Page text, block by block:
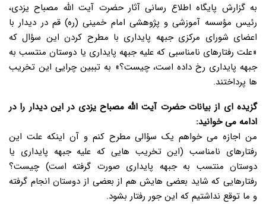
به گزارش پایگاه اطلاع رسانی آثار حضرت آیت الله مصباح یزدی،
رئیس مؤسسه آموزشی و پژوهشی امام خمینی (ره) قم در دیدار با
اعضای شورای مرکزی جبهه پایداری با مطرح کردن این سؤال که
«علت رفتارهای نامناسبی که علیه جبهه پایداری یا دوستان منتسب به
جبهه پایداری رخ داده است، چیست؟» به تببین چرایی این تخریب
ها پرداختند.
گزیده ای از بیانات حضرت آیت الله مصباح یزدی در این دیدار را در
ادامه می خوانید:
من اجازه می خواهم یک سؤالی مطرح کنم و آن اینکه علت این
رفتارهای نامناسب (این تخریب هایی که علیه جبهه پایداری یا
دوستان منتسب به جبهه پایداری صورت گرفته است) چیست؟
رفتارهایی که شاید بعضی هایش هم از بعضی از دوستان انجام گرفته
و ما توقع نداشتیم که این جور رفتار بشود.